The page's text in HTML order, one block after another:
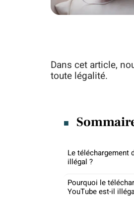
Dans cet article,
toute légalité.
Le téléchargement
illégal ?
Pourquoi le
YouTube est-il